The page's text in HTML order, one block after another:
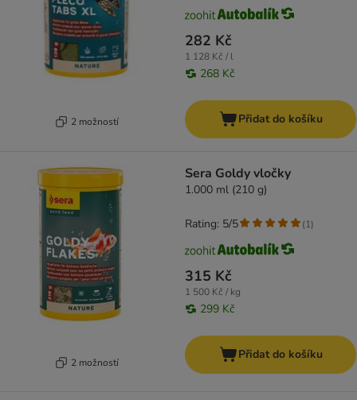
2 možností
282 Kč
1 128 Kč / l
268 Kč
Přidat do košíku
2 možností
Sera Goldy vločky
1.000 ml (210 g)
315 Kč
1 500 Kč / kg
299 Kč
Rating: 5/5 (1)
Přidat do košíku